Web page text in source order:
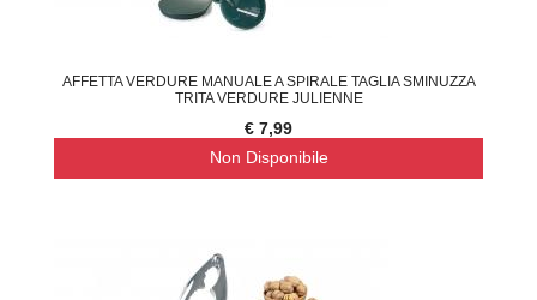
AFFETTA VERDURE MANUALE A SPIRALE TAGLIA SMINUZZA
TRITA VERDURE JULIENNE
€ 7,99
Non Disponibile